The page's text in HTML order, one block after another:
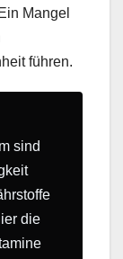
Mangel
führen.
sind
die